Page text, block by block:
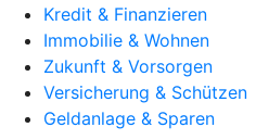
Kredit & Finanzieren
Immobilie & Wohnen
Zukunft & Vorsorgen
Versicherung & Schützen
Geldanlage & Sparen